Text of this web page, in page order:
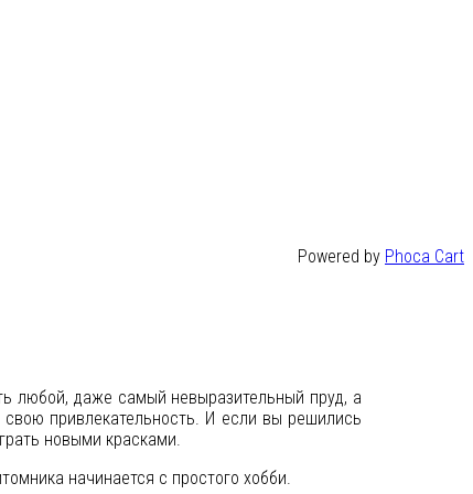
Powered by Phoca Cart
любой, даже самый невыразительный пруд, а
привлекательность. И если вы решились
новыми красками.
начинается с простого хобби.